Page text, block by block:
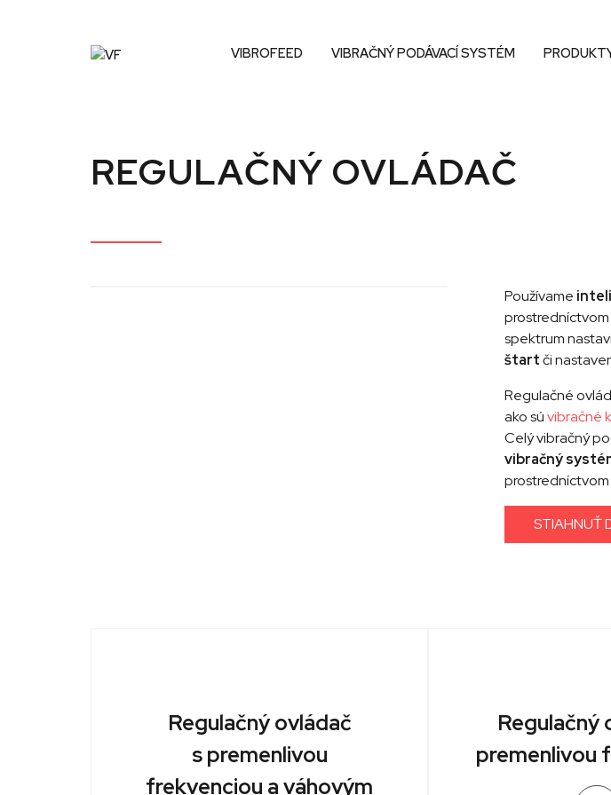
VIBROFEED VIBRAČNÝ PODÁVACÍ SYSTÉM
REGULAČNÝ OVLÁDAČ
Používame
prostredníctvom
spektrum
štartči
Regulačné
ako súvibračné
Celý vibračný
vibračný
STIAHNUŤ
Regulačný ovládač
s premenlivou
frekvenciou a váhovým
Regulačný
premenlivou